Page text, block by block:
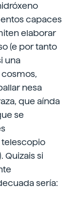
capaces
elaborar
(e por tanto
una
nesa
que aínda
se
telescopio
Quizais si
sería: